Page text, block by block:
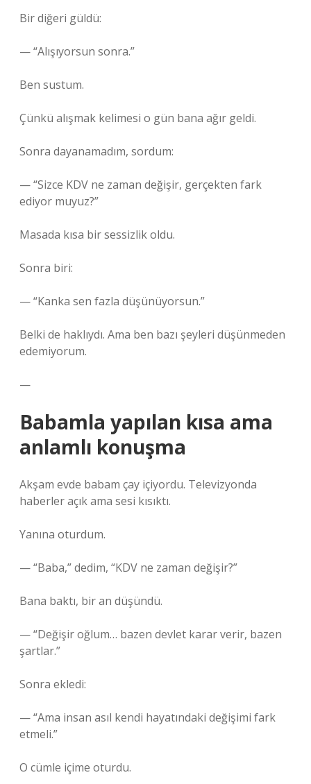
Bir diğeri güldü:
— “Alışıyorsun sonra.”
Ben sustum.
Çünkü alışmak kelimesi o gün bana ağır geldi.
Sonra dayanamadım, sordum:
— “Sizce KDV ne zaman değişir, gerçekten fark
ediyor muyuz?”
Masada kısa bir sessizlik oldu.
Sonra biri:
— “Kanka sen fazla düşünüyorsun.”
Belki de haklıydı. Ama ben bazı şeyleri düşünmeden
edemiyorum.
—
Babamla yapılan kısa ama
anlamlı konuşma
Akşam evde babam çay içiyordu. Televizyonda
haberler açık ama sesi kısıktı.
Yanına oturdum.
— “Baba,” dedim, “KDV ne zaman değişir?”
Bana baktı, bir an düşündü.
— “Değişir oğlum… bazen devlet karar verir, bazen
şartlar.”
Sonra ekledi:
— “Ama insan asıl kendi hayatındaki değişimi fark
etmeli.”
O cümle içime oturdu.